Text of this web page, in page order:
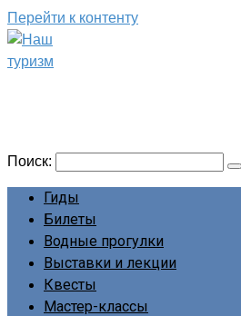
Перейти к контенту
Поиск:
Гиды
Билеты
Водные прогулки
Выставки и лекции
Квесты
Мастер-классы